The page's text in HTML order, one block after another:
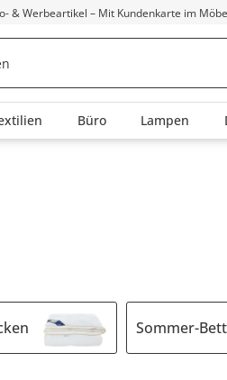
& Werbeartikel – Mit Kundenkarte im
Büro Lampen
Sommer-